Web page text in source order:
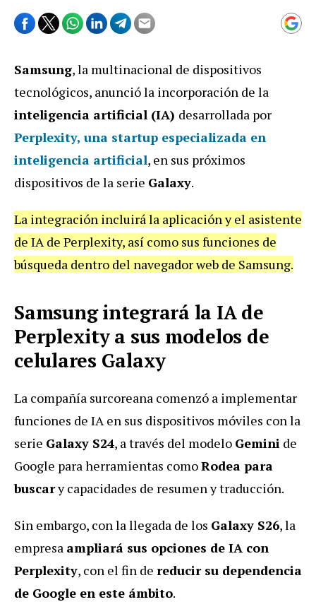
Samsung, la multinacional de dispositivos
tecnológicos, anunció la incorporación de la
inteligencia artificial (IA) desarrollada por
Perplexity, una startup especializada en
inteligencia artificial, en sus próximos
dispositivos de la serie Galaxy.
La integración incluirá la aplicación y el asistente
de IA de Perplexity, así como sus funciones de
búsqueda dentro del navegador web de Samsung.
Samsung integrará la IA de
Perplexity a sus modelos de
celulares Galaxy
La compañía surcoreana comenzó a implementar
funciones de IA en sus dispositivos móviles con la
serie Galaxy S24, a través del modelo Gemini de
Google para herramientas comoRodea para
buscary capacidades de resumen y traducción.
Sin embargo, con la llegada de los Galaxy S26, la
empresa ampliará sus opciones de IA con
Perplexity, con el fin de reducir su dependencia
de Google en este ámbito.